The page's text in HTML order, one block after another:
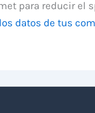
para reducir el
datos de tus